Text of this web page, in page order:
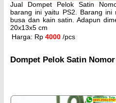
Jual Dompet Pelok Satin
barang ini yaitu PS2. Barang ini
busa dan kain satin. Adapun
20x13x5 cm
Harga: Rp 4000 /pcs
Dompet Pelok Satin